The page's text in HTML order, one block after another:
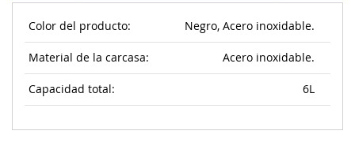
Color del producto: Negro, Acero inoxidable.
Material de la carcasa: Acero inoxidable.
Capacidad total: 6L